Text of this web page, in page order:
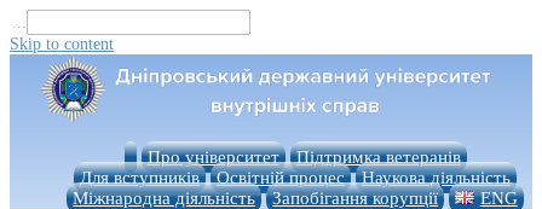
...
Skip to content
Про університет
Підтримка ветеранів
Для вступників
Освітній процес
Наукова діяльність
Міжнародна діяльність
Запобігання корупції ENG